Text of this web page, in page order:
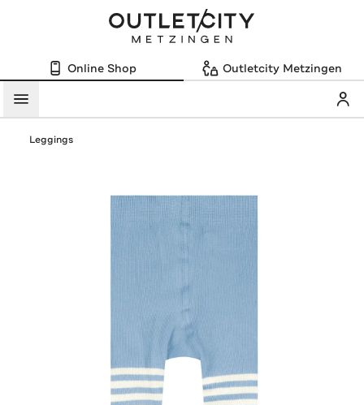
Online Shop Outletcity Metzingen
Menü
Leggings